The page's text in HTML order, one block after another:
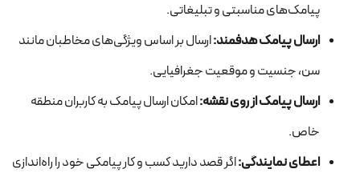
پیامک‌های مناسبتی و تبلیغاتی.
ارسال پیامک هدفمند:ارسال بر اساس ویژگی‌های مخاطبان مانند
سن، جنسیت و موقعیت جغرافیایی.
ارسال پیامک از روی نقشه:امکان ارسال پیامک به کاربران منطقه
خاص.
اعطای نمایندگی:اگر قصد دارید کسب و کار پیامکی خود را راه‌اندازی